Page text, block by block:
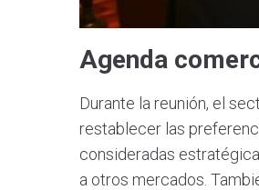
Agenda
Durante la reunión, el
restablecer las
consideradas
a otros mercados.